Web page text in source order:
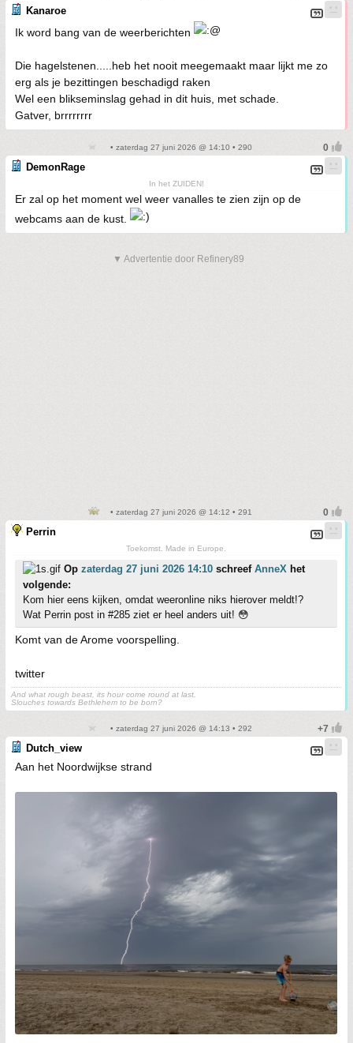
Kanaroe
Ik word bang van de weerberichten
Die hagelstenen.....heb het nooit meegemaakt maar lijkt me zo
erg als je bezittingen beschadigd raken
Wel een blikseminslag gehad in dit huis, met schade.
Gatver, brrrrrrrr
• zaterdag 27 juni 2026 @ 14:10 • 290
DemonRage
In het ZUIDEN!
Er zal op het moment wel weer vanalles te zien zijn op de
webcams aan de kust.
▼ Advertentie door Refinery89
• zaterdag 27 juni 2026 @ 14:12 • 291
Perrin
Toekomst. Made in Europe.
Op zaterdag 27 juni 2026 14:10 schreef AnneX het
volgende:
Kom hier eens kijken, omdat weeronline niks hierover meldt!?
Wat Perrin post in #285 ziet er heel anders uit! 😳
Komt van de Arome voorspelling.
twitter
And what rough beast, its hour come round at last,
Slouches towards Bethlehem to be born?
• zaterdag 27 juni 2026 @ 14:13 • 292
Dutch_view
Aan het Noordwijkse strand